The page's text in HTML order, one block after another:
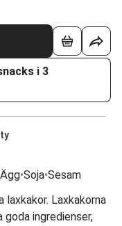
i 3
Ägg•Soja•Sesam
Laxkakorna
ingredienser,